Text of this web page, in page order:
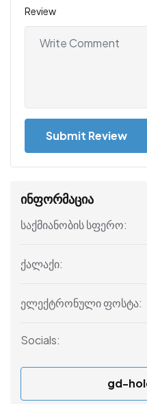
Review
ინფორმაცია
საქმიანობის სფერო:
ქალაქი:
ელექტრონული ფოსტა:
Socials:
gd-